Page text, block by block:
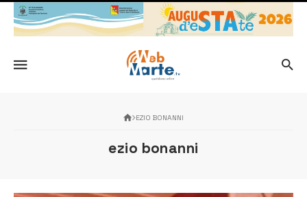
EZIO BONANNI
ezio bonanni